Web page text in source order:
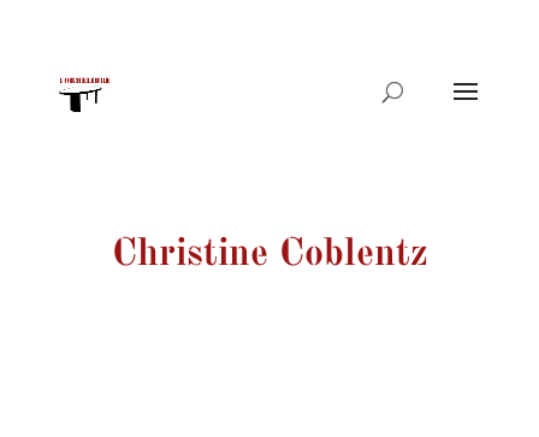
produits
Christine Coblentz